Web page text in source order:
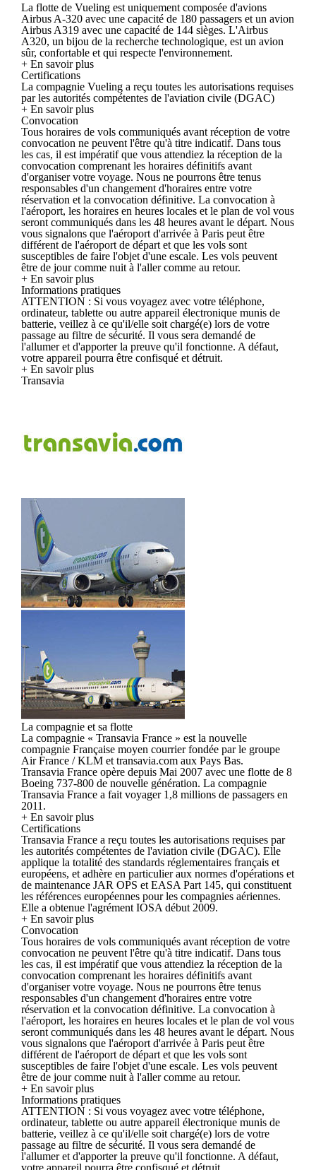
La flotte de Vueling est uniquement composée d'avions
Airbus A-320 avec une capacité de 180 passagers et un avion
Airbus A319 avec une capacité de 144 sièges. L'Airbus
A320, un bijou de la recherche technologique, est un avion
sûr, confortable et qui respecte l'environnement.
+ En savoir plus
Certifications
La compagnie Vueling a reçu toutes les autorisations requises
par les autorités compétentes de l'aviation civile (DGAC)
+ En savoir plus
Convocation
Tous horaires de vols communiqués avant réception de votre
convocation ne peuvent l'être qu'à titre indicatif. Dans tous
les cas, il est impératif que vous attendiez la réception de la
convocation comprenant les horaires définitifs avant
d'organiser votre voyage. Nous ne pourrons être tenus
responsables d'un changement d'horaires entre votre
réservation et la convocation définitive. La convocation à
l'aéroport, les horaires en heures locales et le plan de vol vous
seront communiqués dans les 48 heures avant le départ. Nous
vous signalons que l'aéroport d'arrivée à Paris peut être
différent de l'aéroport de départ et que les vols sont
susceptibles de faire l'objet d'une escale. Les vols peuvent
être de jour comme nuit à l'aller comme au retour.
+ En savoir plus
Informations pratiques
ATTENTION : Si vous voyagez avec votre téléphone,
ordinateur, tablette ou autre appareil électronique munis de
batterie, veillez à ce qu'il/elle soit chargé(e) lors de votre
passage au filtre de sécurité. Il vous sera demandé de
l'allumer et d'apporter la preuve qu'il fonctionne. A défaut,
votre appareil pourra être confisqué et détruit.
+ En savoir plus
Transavia
La compagnie et sa flotte
La compagnie « Transavia France » est la nouvelle
compagnie Française moyen courrier fondée par le groupe
Air France / KLM et transavia.com aux Pays Bas.
Transavia France opère depuis Mai 2007 avec une flotte de 8
Boeing 737-800 de nouvelle génération. La compagnie
Transavia France a fait voyager 1,8 millions de passagers en
2011.
+ En savoir plus
Certifications
Transavia France a reçu toutes les autorisations requises par
les autorités compétentes de l'aviation civile (DGAC). Elle
applique la totalité des standards réglementaires français et
européens, et adhère en particulier aux normes d'opérations et
de maintenance JAR OPS et EASA Part 145, qui constituent
les références européennes pour les compagnies aériennes.
Elle a obtenue l'agrément IOSA début 2009.
+ En savoir plus
Convocation
Tous horaires de vols communiqués avant réception de votre
convocation ne peuvent l'être qu'à titre indicatif. Dans tous
les cas, il est impératif que vous attendiez la réception de la
convocation comprenant les horaires définitifs avant
d'organiser votre voyage. Nous ne pourrons être tenus
responsables d'un changement d'horaires entre votre
réservation et la convocation définitive. La convocation à
l'aéroport, les horaires en heures locales et le plan de vol vous
seront communiqués dans les 48 heures avant le départ. Nous
vous signalons que l'aéroport d'arrivée à Paris peut être
différent de l'aéroport de départ et que les vols sont
susceptibles de faire l'objet d'une escale. Les vols peuvent
être de jour comme nuit à l'aller comme au retour.
+ En savoir plus
Informations pratiques
ATTENTION : Si vous voyagez avec votre téléphone,
ordinateur, tablette ou autre appareil électronique munis de
batterie, veillez à ce qu'il/elle soit chargé(e) lors de votre
passage au filtre de sécurité. Il vous sera demandé de
l'allumer et d'apporter la preuve qu'il fonctionne. A défaut,
votre appareil pourra être confisqué et détruit.